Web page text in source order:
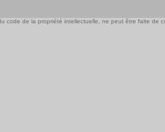
code de la propriété intellectuelle, ne peut être faite de